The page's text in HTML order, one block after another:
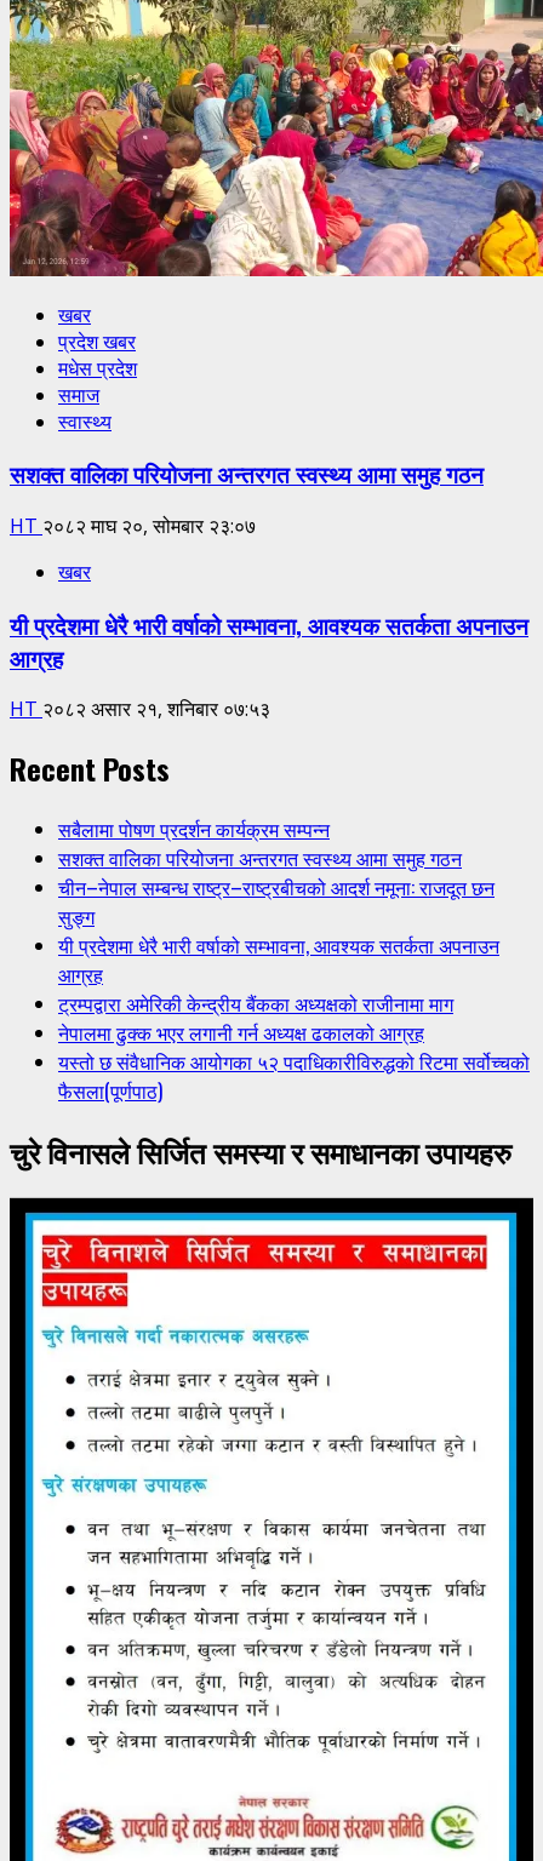
खबर
प्रदेश खबर
मधेस प्रदेश
समाज
स्वास्थ्य
सशक्त वालिका परियोजना अन्तरगत स्वस्थ्य आमा समुह गठन
HT २०८२ माघ २०, सोमबार २३:०७
खबर
यी प्रदेशमा धेरै भारी वर्षाको सम्भावना, आवश्यक सतर्कता अपनाउन
आग्रह
HT २०८२ असार २१, शनिबार ०७:५३
Recent Posts
सबैलामा पोषण प्रदर्शन कार्यक्रम सम्पन्न
सशक्त वालिका परियोजना अन्तरगत स्वस्थ्य आमा समुह गठन
चीन–नेपाल सम्बन्ध राष्ट्र–राष्ट्रबीचको आदर्श नमूना: राजदूत छन
सुङ्ग
यी प्रदेशमा धेरै भारी वर्षाको सम्भावना, आवश्यक सतर्कता अपनाउन
आग्रह
ट्रम्पद्वारा अमेरिकी केन्द्रीय बैंकका अध्यक्षको राजीनामा माग
नेपालमा ढुक्क भएर लगानी गर्न अध्यक्ष ढकालको आग्रह
यस्तो छ संवैधानिक आयोगका ५२ पदाधिकारीविरुद्धको रिटमा सर्वोच्चको
फैसला(पूर्णपाठ)
चुरे विनासले सिर्जित समस्या र समाधानका उपायहरु